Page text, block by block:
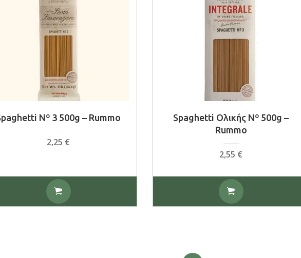
Nº 3 500g – Rummo
2,25 €
Spaghetti Ολικής Nº 500g –
Rummo
2,55 €